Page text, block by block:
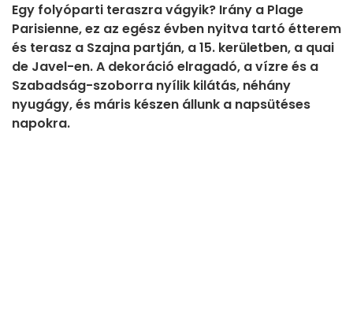
Egy folyóparti teraszra vágyik? Irány a Plage
Parisienne, ez az egész évben nyitva tartó étterem
és terasz a Szajna partján, a 15. kerületben, a quai
de Javel-en. A dekoráció elragadó, a vízre és a
Szabadság-szoborra nyílik kilátás, néhány
nyugágy, és máris készen állunk a napsütéses
napokra.